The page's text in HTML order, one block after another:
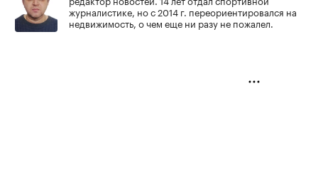
журналистике, но с 2014 г. переориентировался на
недвижимость, о чем еще ни разу не пожалел.